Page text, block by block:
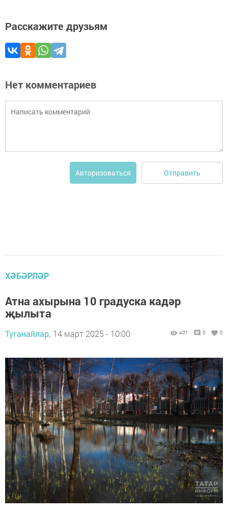
Расскажите друзьям
Нет комментариев
Авторизоваться Отправить
ХӘБӘРЛӘР
Атна ахырына 10 градуска кадәр
җылыта
Туганайлар, 14 март 2025 - 10:00 401 0 0